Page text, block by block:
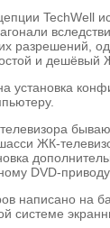
TechWell
разрешений,
и дешёвый
установка
ЖК-
DVD-приводу.
написано на
системе